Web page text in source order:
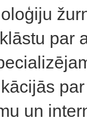
par
un